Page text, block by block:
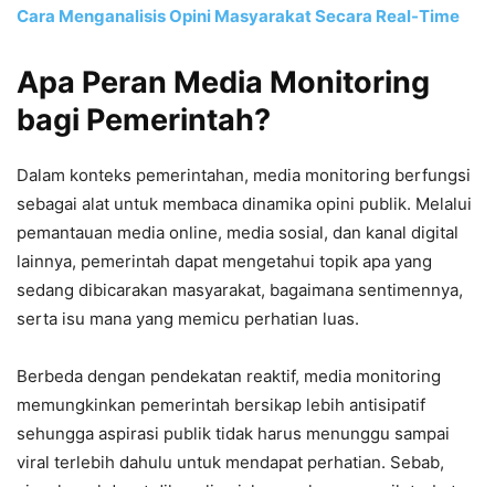
Cara Menganalisis Opini Masyarakat Secara Real-Time
Apa Peran Media Monitoring
bagi Pemerintah?
Dalam konteks pemerintahan, media monitoring berfungsi
sebagai alat untuk membaca dinamika opini publik. Melalui
pemantauan media online, media sosial, dan kanal digital
lainnya, pemerintah dapat mengetahui topik apa yang
sedang dibicarakan masyarakat, bagaimana sentimennya,
serta isu mana yang memicu perhatian luas.
Berbeda dengan pendekatan reaktif, media monitoring
memungkinkan pemerintah bersikap lebih antisipatif
sehungga aspirasi publik tidak harus menunggu sampai
viral terlebih dahulu untuk mendapat perhatian. Sebab,